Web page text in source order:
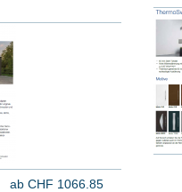
ab CHF 1066.85